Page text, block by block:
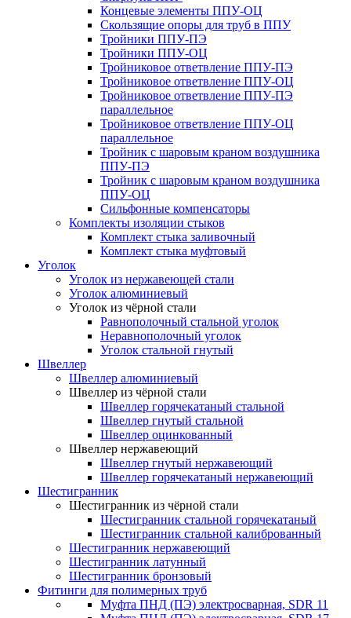
Концевые элементы ППУ-ОЦ
Скользящие опоры для труб в ППУ
Тройники ППУ-ПЭ
Тройники ППУ-ОЦ
Тройниковое ответвление ППУ-ПЭ
Тройниковое ответвление ППУ-ОЦ
Тройниковое ответвление ППУ-ПЭ
параллельное
Тройниковое ответвление ППУ-ОЦ
параллельное
Тройник с шаровым краном воздушника
ППУ-ПЭ
Тройник с шаровым краном воздушника
ППУ-ОЦ
Сильфонные компенсаторы
Комплекты изоляции стыков
Комплект стыка заливочный
Комплект стыка муфтовый
Уголок
Уголок из нержавеющей стали
Уголок алюминиевый
Уголок из чёрной стали
Равнополочный стальной уголок
Неравнополочный уголок
Уголок стальной гнутый
Швеллер
Швеллер алюминиевый
Швеллер из чёрной стали
Швеллер горячекатаный стальной
Швеллер гнутый стальной
Швеллер оцинкованный
Швеллер нержавеющий
Швеллер гнутый нержавеющий
Швеллер горячекатаный нержавеющий
Шестигранник
Шестигранник из чёрной стали
Шестигранник стальной горячекатаный
Шестигранник стальной калиброванный
Шестигранник нержавеющий
Шестигранник латунный
Шестигранник бронзовый
Фитинги для полимерных труб
Муфта ПНД (ПЭ) электросварная, SDR 11